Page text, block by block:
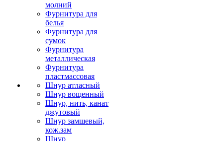
молний
Фурнитура для
белья
Фурнитура для
сумок
Фурнитура
металлическая
Фурнитура
пластмассовая
Шнур атласный
Шнур вощенный
Шнур, нить, канат
джутовый
Шнур замшевый,
кож.зам
Шнур